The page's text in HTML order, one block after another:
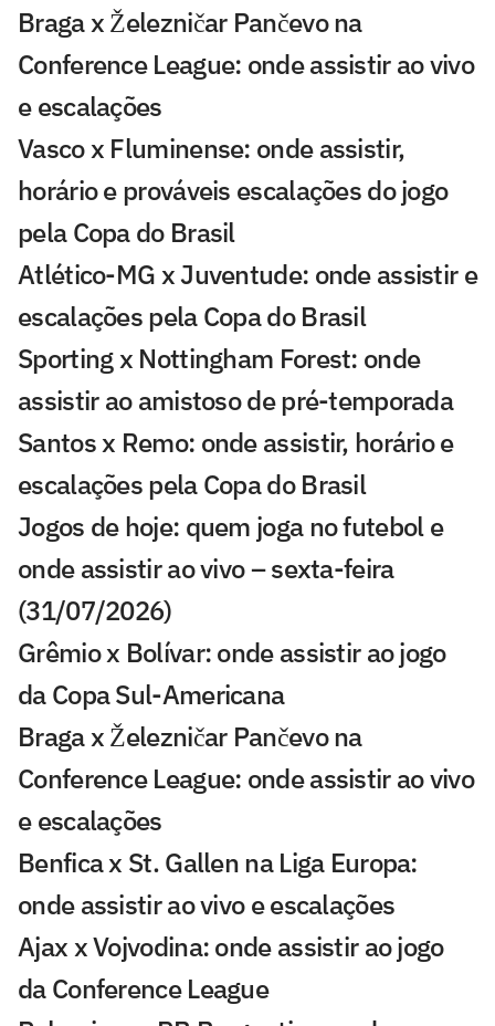
Braga x Železničar Pančevo na
Conference League: onde assistir ao vivo
e escalações
Vasco x Fluminense: onde assistir,
horário e prováveis escalações do jogo
pela Copa do Brasil
Atlético-MG x Juventude: onde assistir e
escalações pela Copa do Brasil
Sporting x Nottingham Forest: onde
assistir ao amistoso de pré-temporada
Santos x Remo: onde assistir, horário e
escalações pela Copa do Brasil
Jogos de hoje: quem joga no futebol e
onde assistir ao vivo – sexta-feira
(31/07/2026)
Grêmio x Bolívar: onde assistir ao jogo
da Copa Sul-Americana
Braga x Železničar Pančevo na
Conference League: onde assistir ao vivo
e escalações
Benfica x St. Gallen na Liga Europa:
onde assistir ao vivo e escalações
Ajax x Vojvodina: onde assistir ao jogo
da Conference League